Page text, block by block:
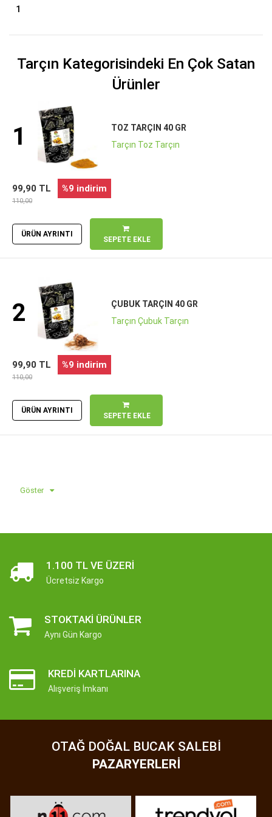
1
Tarçın Kategorisindeki En Çok Satan
Ürünler
1
TOZ TARÇIN 40 GR
Tarçın Toz Tarçın
99,90 TL %9 indirim
110,00
ÜRÜN AYRINTI
SEPETE EKLE
2
ÇUBUK TARÇIN 40 GR
Tarçın Çubuk Tarçın
99,90 TL %9 indirim
110,00
ÜRÜN AYRINTI
SEPETE EKLE
Göster
1.100 TL VE ÜZERI
Ücretsiz Kargo
STOKTAKI ÜRÜNLER
Aynı Gün Kargo
KREDI KARTLARINA
Alışveriş İmkanı
OTAĞ DOĞAL BUCAK SALEBI
PAZARYERLERI